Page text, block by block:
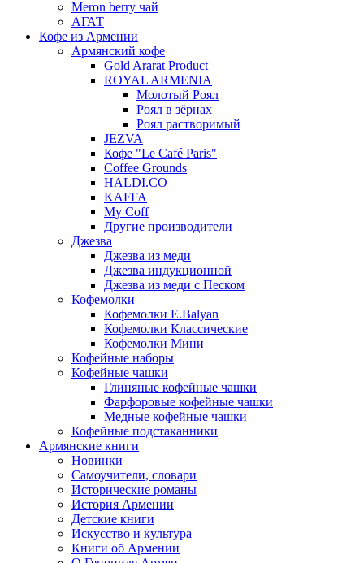
Meron berry чай
АГАТ
Кофе из Армении
Армянский кофе
Gold Ararat Product
ROYAL ARMENIA
Молотый Роял
Роял в зёрнах
Роял растворимый
JEZVA
Кофе "Le Café Paris"
Coffee Grounds
HALDI.CO
KAFFA
My Coff
Другие производители
Джезва
Джезва из меди
Джезва индукционной
Джезва из меди с Песком
Кофемолки
Кофемолки E.Balyan
Кофемолки Классические
Кофемолки Мини
Кофейные наборы
Кофейные чашки
Глиняные кофейные чашки
Фарфоровые кофейные чашки
Медные кофейные чашки
Кофейные подстаканники
Армянские книги
Новинки
Самоучители, словари
Исторические романы
История Армении
Детские книги
Иcкусство и культура
Книги об Армении